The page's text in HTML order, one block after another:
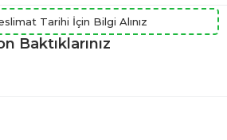
Tarihi İçin Bilgi Alınız
Baktıklarınız